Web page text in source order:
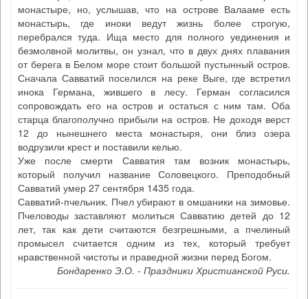
монастыре, но, услышав, что на острове Валааме есть
монастырь, где иноки ведут жизнь более строгую,
перебрался туда. Ища место для полного уединения и
безмолвной молитвы, он узнал, что в двух днях плавания
от берега в Белом море стоит большой пустынный остров.
Сначала Савватий поселился на реке Выге, где встретил
инока Германа, жившего в лесу. Герман согласился
сопровождать его на остров и остаться с ним там. Оба
старца благополучно прибыли на остров. Не доходя верст
12 до нынешнего места монастыря, они близ озера
водрузили крест и поставили келью.
Уже после смерти Савватия там возник монастырь,
который получил название Соловецкого. Преподобный
Савватий умер 27 сентября 1435 года.
Савватий-пчельник. Пчел убирают в омшаники на зимовье.
Пчеловоды заставляют молиться Савватию детей до 12
лет, так как дети считаются безгрешными, а пчелиный
промысел считается одним из тех, который требует
нравственной чистоты и праведной жизни перед Богом.
Бондаренко Э.О. - Праздники Христианской Руси.